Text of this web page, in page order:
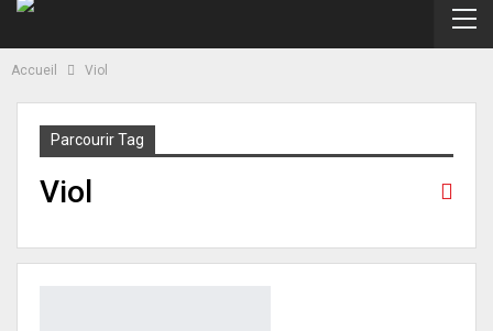
Accueil Viol
Parcourir Tag
Viol